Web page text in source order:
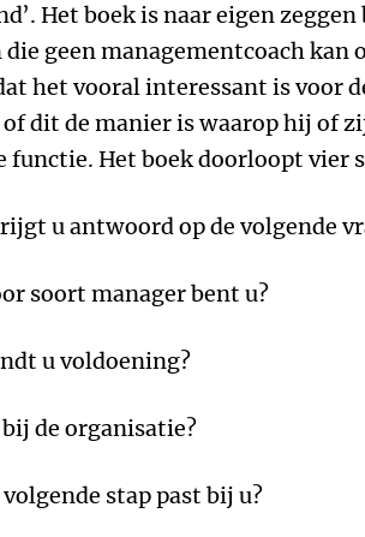
Het boek is naar eigen
die geen managementcoach kan
het vooral interessant is voor
dit de manier is waarop hij of
functie. Het boek doorloopt vier
u antwoord op de volgende
soort manager bent u?
u voldoening?
bij de organisatie?
stap past bij u?